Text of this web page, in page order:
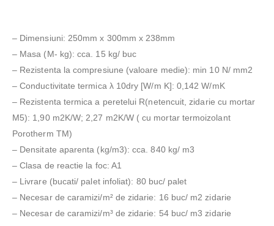
– Dimensiuni: 250mm x 300mm x 238mm
– Masa (M- kg): cca. 15 kg/ buc
– Rezistenta la compresiune (valoare medie): min 10 N/ mm2
– Conductivitate termica λ 10dry [W/m K]: 0,142 W/mK
– Rezistenta termica a peretelui R(netencuit, zidarie cu mortar
M5): 1,90 m2K/W; 2,27 m2K/W ( cu mortar termoizolant
Porotherm TM)
– Densitate aparenta (kg/m3): cca. 840 kg/ m3
– Clasa de reactie la foc: A1
– Livrare (bucati/ palet infoliat): 80 buc/ palet
– Necesar de caramizi/m² de zidarie: 16 buc/ m2 zidarie
– Necesar de caramizi/m³ de zidarie: 54 buc/ m3 zidarie